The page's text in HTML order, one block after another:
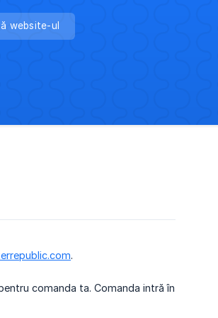
website-ul
.
comanda ta. Comanda intră în